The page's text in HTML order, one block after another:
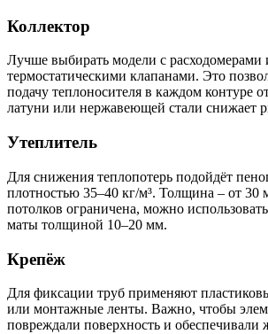
Коллектор
Лучше выбирать модели с расходомерами
термостатическими клапанами. Это
подачу теплоносителя в каждом контуре
латуни или нержавеющей стали снижает
Утеплитель
Для снижения теплопотерь подойдёт
плотностью 35–40 кг/м³. Толщина – от 30
потолков ограничена, можно
маты толщиной 10–20 мм.
Крепёж
Для фиксации труб применяют
или монтажные ленты. Важно, чтобы
повреждали поверхность и